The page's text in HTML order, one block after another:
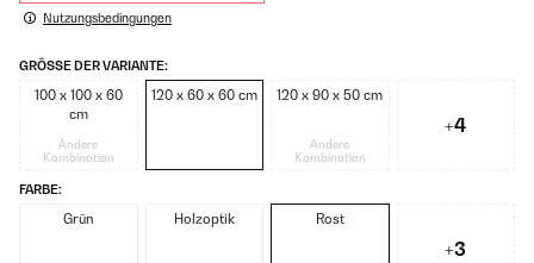
Nutzungsbedingungen
GRÖSSE DER VARIANTE:
100 x 100 x 60
cm
Andere
Kombination
120 x 60 x 60 cm 120 x 90 x 50 cm
Andere
Kombination
+4
FARBE:
Grün Holzoptik Rost
+3